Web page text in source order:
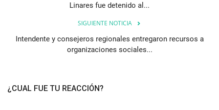
Linares fue detenido al...
SIGUIENTE NOTICIA
Intendente y consejeros regionales entregaron recursos a
organizaciones sociales...
¿CUAL FUE TU REACCIÓN?